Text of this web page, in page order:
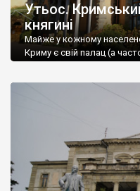
Утьос.
княгині
Майже у кожному
Криму є свій палац (а